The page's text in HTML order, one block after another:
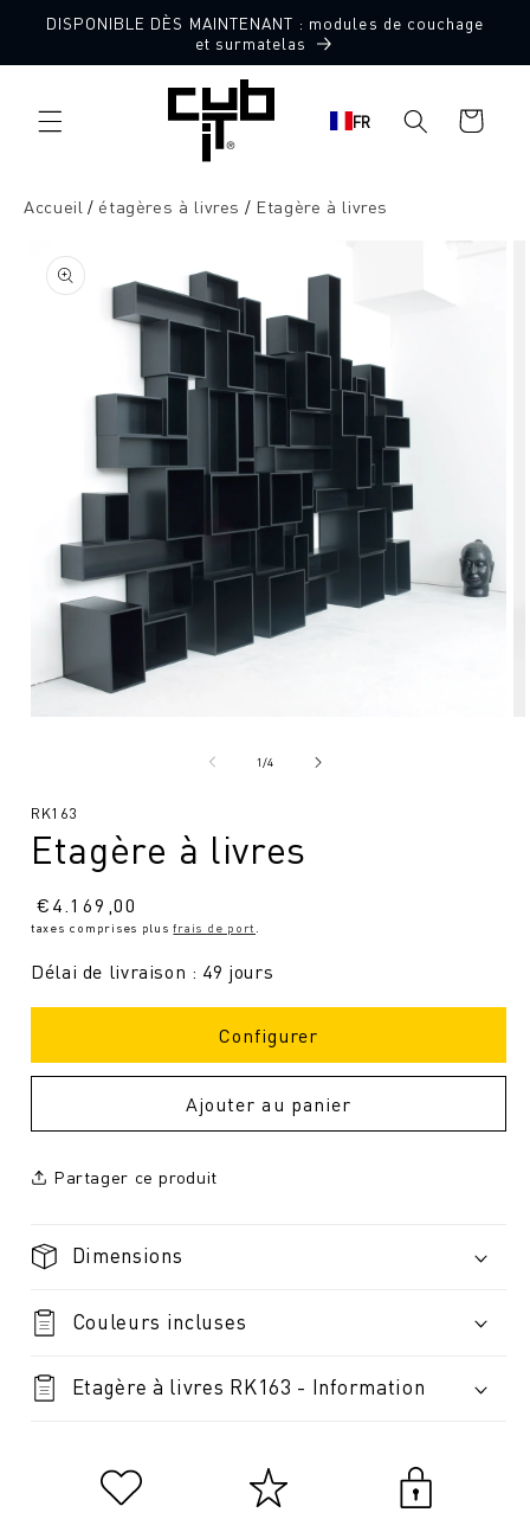
directement
DISPONIBLE DÈS MAINTENANT : modules de couchage
et surmatelas
FR
Panier
d'achat
Accueil étagères à livres Etagère à livres
l'information
sur le
produit
modal
1/de4
SKU
RK163
Etagère à livres
Prix
normal
€4.169,00
taxes comprises plusfrais de port
Délai de livraison : 49 jours
Configurer
Ajouter au panier
Partager ce produit
Dimensions
Couleurs incluses
Etagère à livres RK163 - Information